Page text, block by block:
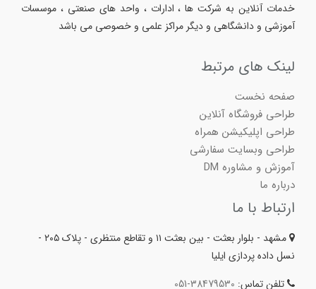
خدمات آنلاین به شرکت ها ، ادارات ، واحد های صنعتی ، موسسات
آموزشی و دانشگاهی و دیگر مراکز علمی و خصوصی می باشد
لینک های مرتبط
صفحه نخست
طراحی فروشگاه آنلاین
طراحی اپلیکیشن همراه
طراحی وبسایت سفارشی
آموزش و مشاوره DM
درباره ما
ارتباط با ما
مشهد - بلوار بعثت - بین بعثت ۱۱ و تقاطع منتظری - پلاک ۲۰۵ -
نسل داده پردازی ایلیا
تلفن تماس: 051-38479530